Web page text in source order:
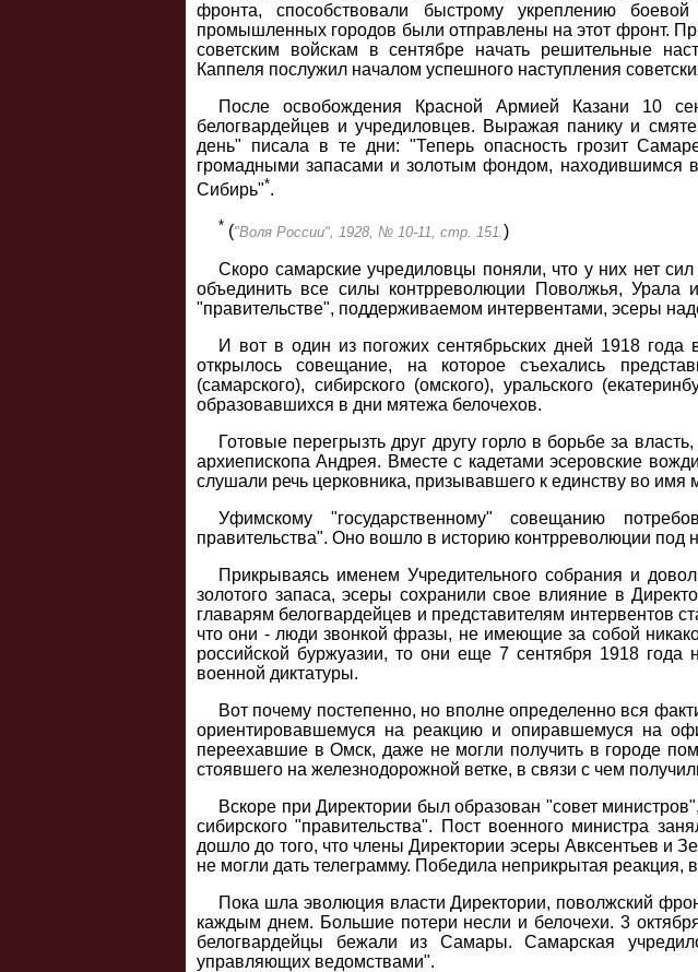
фронта, способствовали быстрому укреплению
промышленных городов были отправлены на этот фронт.
советским войскам в сентябре начать решительные
Каппеля послужил началом успешного наступления
После освобождения Красной Армией Казани 10
белогвардейцев и учредиловцев. Выражая панику и
день" писала в те дни: "Теперь опасность грозит
громадными запасами и золотым фондом, находившимся
Сибирь"*.
* ("Воля России", 1928, № 10-11, стр. 151. )
Скоро самарские учредиловцы поняли, что у них нет
объединить все силы контрреволюции Поволжья, Урала
"правительстве", поддерживаемом интервентами, эсеры
И вот в один из погожих сентябрьских дней 1918
открылось совещание, на которое съехались
(самарского), сибирского (омского), уральского
образовавшихся в дни мятежа белочехов.
Готовые перегрызть друг другу горло в борьбе за
архиепископа Андрея. Вместе с кадетами эсеровские
слушали речь церковника, призывавшего к единству во имя
Уфимскому "государственному" совещанию
правительства". Оно вошло в историю контрреволюции под
Прикрываясь именем Учредительного собрания и
золотого запаса, эсеры сохранили свое влияние в
главарям белогвардейцев и представителям интервентов
что они - люди звонкой фразы, не имеющие за собой
российской буржуазии, то они еще 7 сентября 1918
военной диктатуры.
Вот почему постепенно, но вполне определенно вся
ориентировавшемуся на реакцию и опиравшемуся на
переехавшие в Омск, даже не могли получить в городе
стоявшего на железнодорожной ветке, в связи с чем
Вскоре при Директории был образован "совет
сибирского "правительства". Пост военного министра
дошло до того, что члены Директории эсеры Авксентьев и
не могли дать телеграмму. Победила неприкрытая
Пока шла эволюция власти Директории, поволжский
каждым днем. Большие потери несли и белочехи. 3
белогвардейцы бежали из Самары. Самарская
управляющих ведомствами".